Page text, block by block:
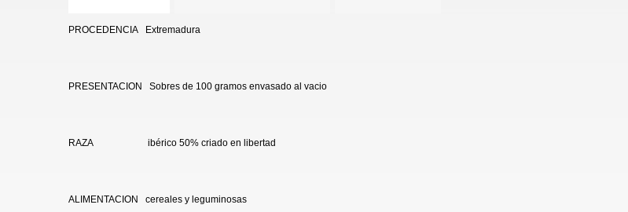
PROCEDENCIA Extremadura
PRESENTACION Sobres de 100 gramos envasado al vacio
RAZA ibérico 50% criado en libertad
ALIMENTACION cereales y leguminosas